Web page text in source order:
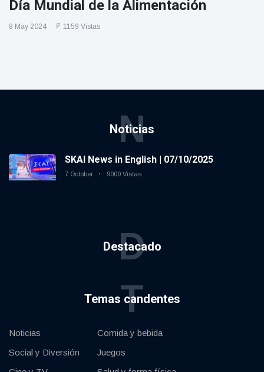
Día Mundial de la Alimentación
8 May 2024 1159 Vistas
Noticias
N
SKAI News in English | 07/10/2025
7 October 9000 Vistas
Destacado
D
Temas candentes
T
Noticias
Social y Diversión
Comida y bebida
Juegos